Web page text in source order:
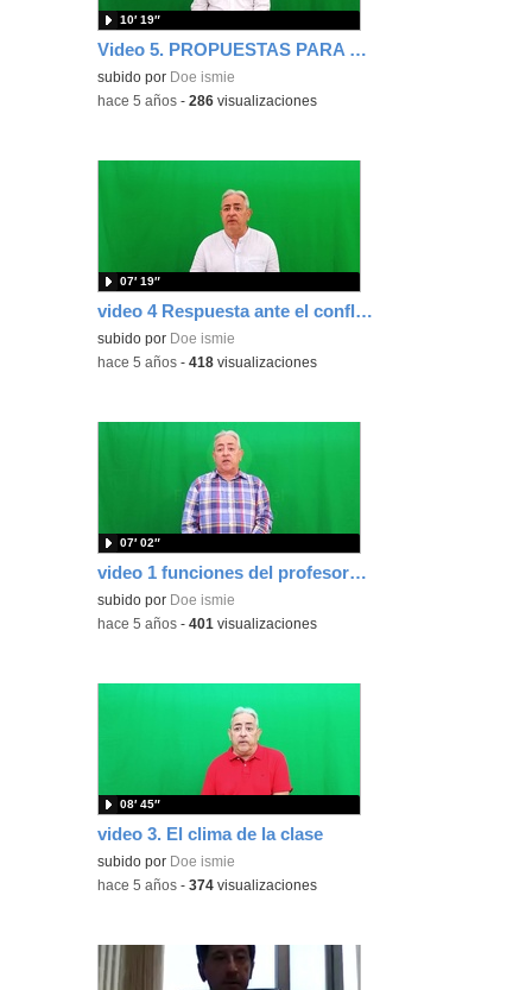
Video 5. PROPUESTAS PARA LA MEJORA DE LA CONVIVENCIA
subido por Doe ismie
10′ 19″
-hace 5 años -286 visualizaciones
video 4 Respuesta ante el conflicto
subido por Doe ismie
07′ 19″
-hace 5 años -418 visualizaciones
video 1 funciones del profesorado
subido por Doe ismie
07′ 02″
-hace 5 años -401 visualizaciones
video 3. El clima de la clase
subido por Doe ismie
08′ 45″
-hace 5 años -374 visualizaciones